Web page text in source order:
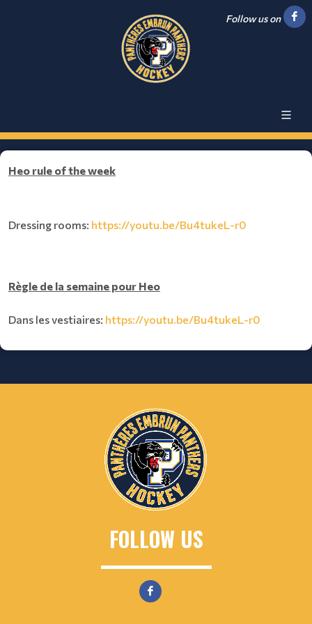
Follow us on
Heo rule of the week
Dressing rooms: https://youtu.be/Bu4tukeL-r0
Règle de la semaine pour Heo
Dans les vestiaires: https://youtu.be/Bu4tukeL-r0
FOLLOW US